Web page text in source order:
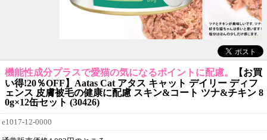
機能性成分プラスで愛猫の気になるポイントに配慮。
【お買
い得!20％OFF】Aatas Cat アタス キャット デイリー ディフ
ェンス 皮膚被毛の健康に配慮 スキン&コート ツナ&チキン 8
0g×12缶セット (30426)
e1017-12-0000